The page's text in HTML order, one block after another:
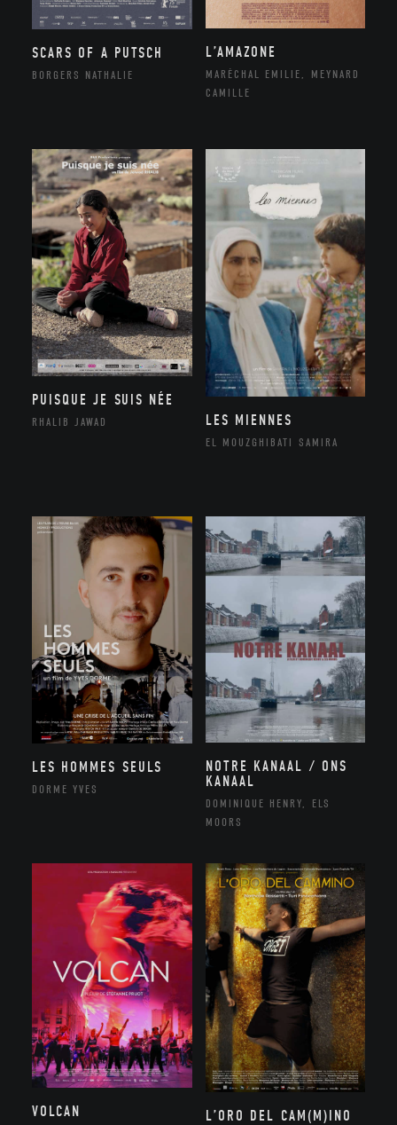
SCARS OF A PUTSCH
BORGERS NATHALIE
L’AMAZONE
MARÉCHAL EMILIE, MEYNARD
CAMILLE
PUISQUE JE SUIS NÉE
RHALIB JAWAD LES MIENNES
EL MOUZGHIBATI SAMIRA
LES HOMMES SEULS
DORME YVES
NOTRE KANAAL / ONS
KANAAL
DOMINIQUE HENRY, ELS
MOORS
VOLCAN L’ORO DEL CAM(M)INO